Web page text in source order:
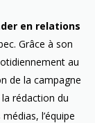
en relations
Grâce à son
au
de la campagne
rédaction du
l’équipe